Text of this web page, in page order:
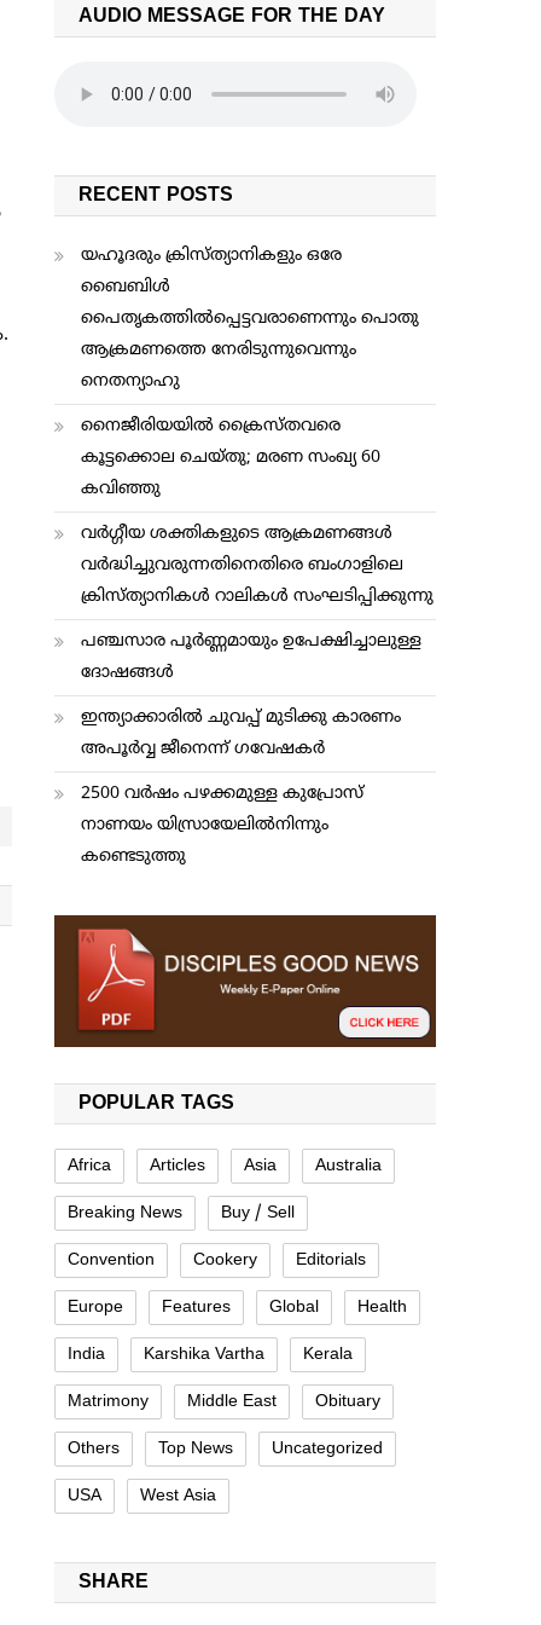
AUDIO MESSAGE FOR THE DAY
RECENT POSTS
യഹൂദരും ക്രിസ്ത്യാനികളും ഒരേ
ബൈബിള്‍
പൈതൃകത്തില്‍പ്പെട്ടവരാണെന്നും പൊതു
ആക്രമണത്തെ നേരിടുന്നുവെന്നും
നെതന്യാഹു
നൈജീരിയയില്‍ ക്രൈസ്തവരെ
കൂട്ടക്കൊല ചെയ്തു; മരണ സംഖ്യ 60
കവിഞ്ഞു
വര്‍ഗ്ഗീയ ശക്തികളുടെ ആക്രമണങ്ങള്‍
വര്‍ദ്ധിച്ചുവരുന്നതിനെതിരെ ബംഗാളിലെ
ക്രിസ്ത്യാനികള്‍ റാലികള്‍ സംഘടിപ്പിക്കുന്നു
പഞ്ചസാര പൂര്‍ണ്ണമായും ഉപേക്ഷിച്ചാലുള്ള
ദോഷങ്ങള്‍
ഇന്ത്യാക്കാരില്‍ ചുവപ്പ് മുടിക്കു കാരണം
അപൂര്‍വ്വ ജീനെന്ന് ഗവേഷകര്‍
2500 വര്‍ഷം പഴക്കമുള്ള കുപ്രോസ്
നാണയം യിസ്രായേലില്‍നിന്നും
കണ്ടെടുത്തു
POPULAR TAGS
Africa Articles Asia Australia
Breaking News Buy / Sell
Convention Cookery Editorials
Europe Features Global Health
India Karshika Vartha Kerala
Matrimony Middle East Obituary
Others Top News Uncategorized
USA West Asia
SHARE